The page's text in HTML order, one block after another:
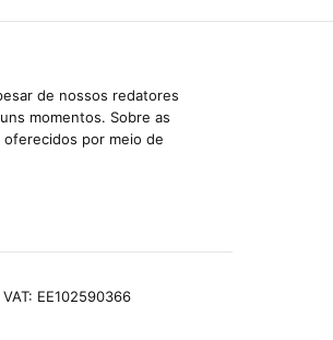
de nossos redatores
momentos. Sobre as
por meio de
EE102590366